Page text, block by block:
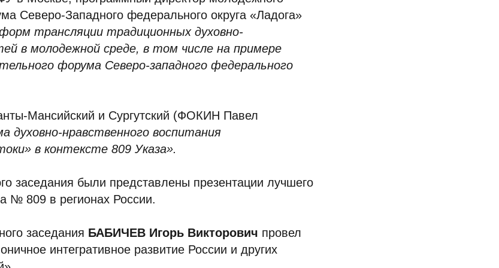
Северо-Западного федерального округа «Ладога»
трансляции традиционных духовно-
в молодежной среде, в том числе на примере
форума Северо-западного федерального
Мансийский и Сургутский (ФОКИН Павел
духовно-нравственного воспитания
в контексте 809 Указа».
заседания были представлены презентации лучшего
№ 809 в регионах России.
заседания БАБИЧЕВ Игорь Викторович провел
интегративное развитие России и других